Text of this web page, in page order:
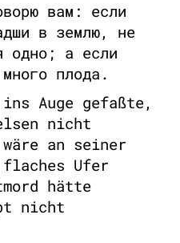
вам: если
в землю, не
одно; а если
плода.
Auge gefaßte,
nicht
an seiner
Ufer
hätte
nicht